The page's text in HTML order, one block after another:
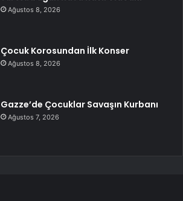
Ağustos 8, 2026
Çocuk Korosundan İlk Konser
Ağustos 8, 2026
Gazze’de Çocuklar Savaşın Kurbanı
Ağustos 7, 2026